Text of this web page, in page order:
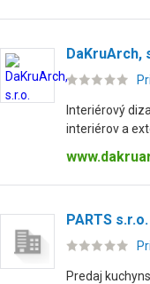
DaKruArch,
Interiérový
interiérov a
PARTS s.r.o.
Predaj